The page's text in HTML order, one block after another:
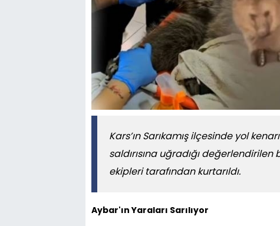
Kars’ın Sarıkamış ilçesinde yol
saldırısına uğradığı
ekipleri tarafından kurtarıldı.
Aybar'ın Yaraları Sarılıyor